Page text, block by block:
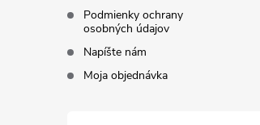
Podmienky ochrany
osobných údajov
Napíšte nám
Moja objednávka